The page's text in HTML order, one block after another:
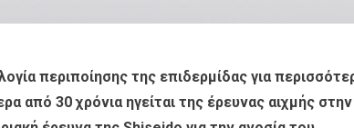
περιποίησης της επιδερμίδας για
από 30 χρόνια ηγείται της έρευνας αιχμής στην